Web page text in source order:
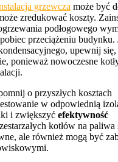
grzewcza może być
zredukować koszty.
podłogowego
przeciążeniu budynku.
upewnij
ponieważ nowoczesne
o przyszłych kosztach
w odpowiednią
i zwiększyć efektywność
kotłów na paliwa
ale również mogą być